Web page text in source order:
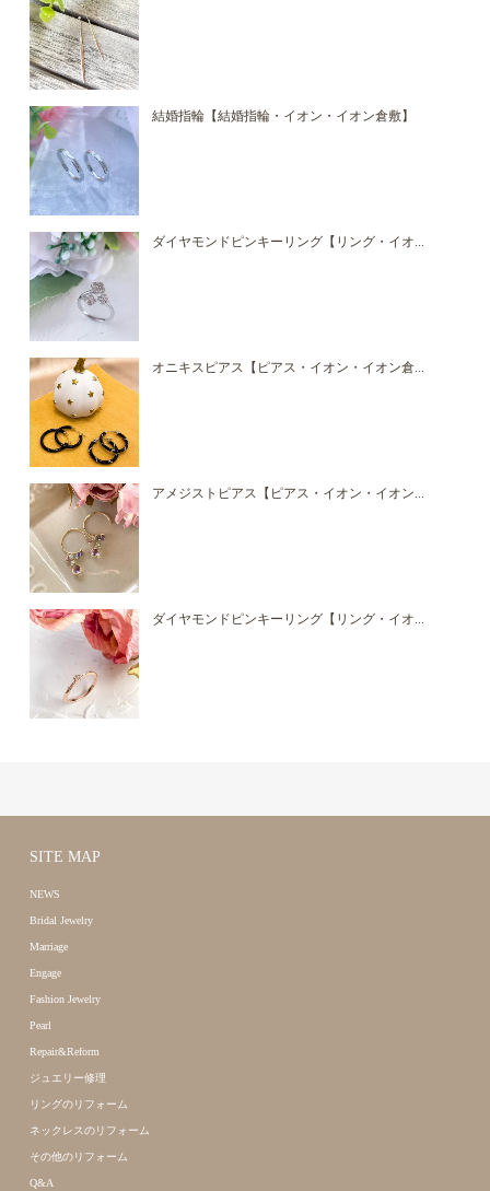
結婚指輪【結婚指輪・イオン・イオン倉敷】
ダイヤモンドピンキーリング【リング・イオ...
オニキスピアス【ピアス・イオン・イオン倉...
アメジストピアス【ピアス・イオン・イオン...
ダイヤモンドピンキーリング【リング・イオ...
SITE MAP
NEWS
Bridal Jewelry
Marriage
Engage
Fashion Jewelry
Pearl
Repair&Reform
ジュエリー修理
リングのリフォーム
ネックレスのリフォーム
その他のリフォーム
Q&A